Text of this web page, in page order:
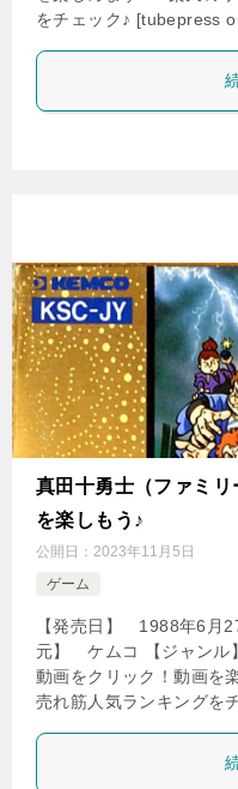
をチェック♪ [tubepress
真田十勇士（ファミ
を楽しもう♪
公開日： 2023年11月5日
ゲーム
【発売日】 1988年6月
元】 ケムコ 【ジャンル
動画をクリック！動画を
売れ筋人気ランキングを